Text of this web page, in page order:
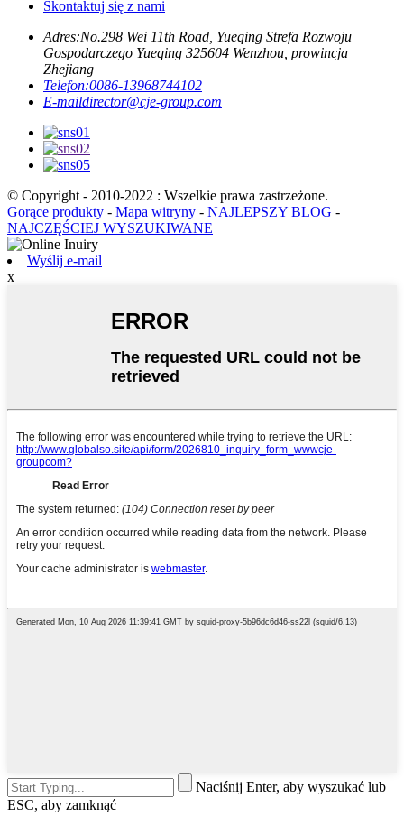
Skontaktuj się z nami
Adres:No.298 Wei 11th Road, Yueqing Strefa Rozwoju
Gospodarczego Yueqing 325604 Wenzhou, prowincja
Zhejiang
Telefon:0086-13968744102
E-maildirector@cje-group.com
© Copyright - 2010-2022 : Wszelkie prawa zastrzeżone.
Gorące produkty - Mapa witryny - NAJLEPSZY BLOG -
NAJCZĘŚCIEJ WYSZUKIWANE
Wyślij e-mail
x
Naciśnij Enter, aby wyszukać lub
ESC, aby zamknąć